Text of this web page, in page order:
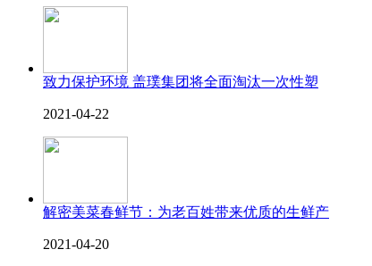
致力保护环境 盖璞集团将全面淘汰一次性塑
2021-04-22
解密美菜春鲜节：为老百姓带来优质的生鲜产
2021-04-20